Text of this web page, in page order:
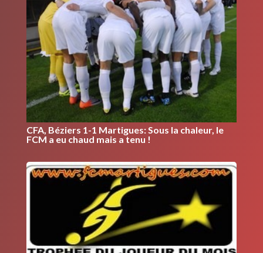
CFA, Béziers 1-1 Martigues: Sous la chaleur, le
FCM a eu chaud mais a tenu !